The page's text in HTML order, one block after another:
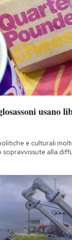
usano
e culturali
alla